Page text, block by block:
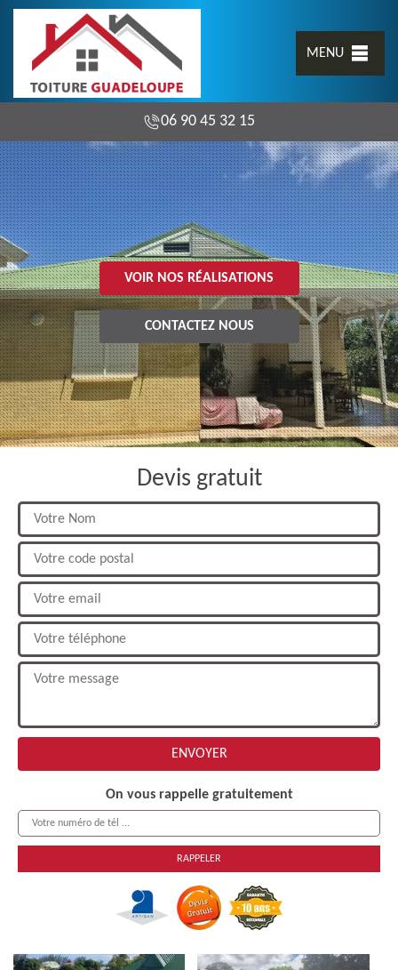
MENU
06 90 45 32 15
VOIR NOS RÉALISATIONS
CONTACTEZ NOUS
Devis gratuit
On vous rappelle gratuitement